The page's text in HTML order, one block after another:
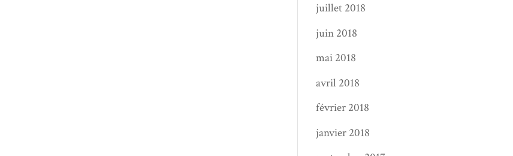
juillet 2018
juin 2018
mai 2018
avril 2018
février 2018
janvier 2018